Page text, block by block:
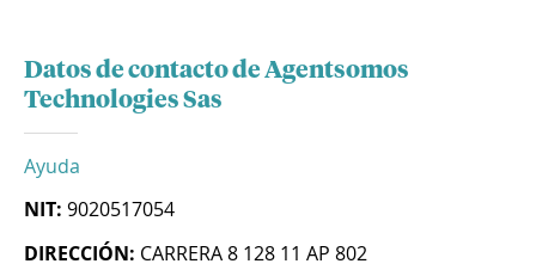
Datos de contacto de Agentsomos
Technologies Sas
Ayuda
NIT: 9020517054
DIRECCIÓN: CARRERA 8 128 11 AP 802